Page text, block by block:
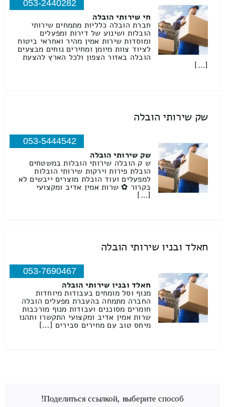
053-2440282
חי שירותי הובלה
חברת הובלה כלליות מתמחים שירותי
הובלות ושינוע של דירות ומפעלים
ומוסדות שירות אמין מהיר ואחראי ביטוח
לציוד צוות מיומן ומחירים נוחים מבצעים
הובלה באזור הצפון ולכל הארץ להצעת
[…]
שק שירותי הובלה
053-5444542
שק שירותי הובלה
ש ק הובלה שירותי הובלות במשטחים
הובלת פירות וירקות שירותי הובלות
למפעלים ועוד הובלת מוצרים ייבשים לא
בקרור ✿ שרות אמין אדיב ומקצועי
[…]
חאלד ובניו שירותי הובלה
053-7690467
חאלד ובניו שירותי הובלה
מנוף וסל מומחים בעבודות מיוחדות
החברה מתמחה בהעברת מפעלים הובלה
חומרים מסוכנים ועבודות מנוף מורכבות
שרות אמין אדיב ומקצועי התקשרו ותהנו
מיחס טוב עם מחירים סבירים […]
Поделиться ссылкой, выберите способ!